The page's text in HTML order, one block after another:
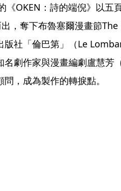
《OKEN：詩的端倪》以五
，奪下布魯塞爾漫畫節
版社「倫巴第」（Le
名劇作家與漫畫編劇盧慧芳
，成為製作的轉捩點。